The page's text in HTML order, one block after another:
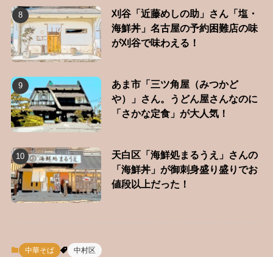
刈谷「近藤めしの助」さん「塩・
海鮮丼」名古屋の予約困難店の味
が刈谷で味わえる！
あま市「三ツ角屋（みつかど
や）」さん。うどん屋さんなのに
「さかな定食」が大人気！
天白区「海鮮処まるうえ」さんの
「海鮮丼」が御刺身盛り盛りでお
値段以上だった！
中華そば 中村区